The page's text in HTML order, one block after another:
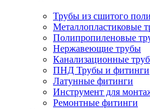
Трубы из сшитого
Металлопластиковые
Полипропиленовые
Нержавеющие трубы
Канализационные
ПНД Трубы и фитинги
Латунные фитинги
Инструмент для
Ремонтные фитинги